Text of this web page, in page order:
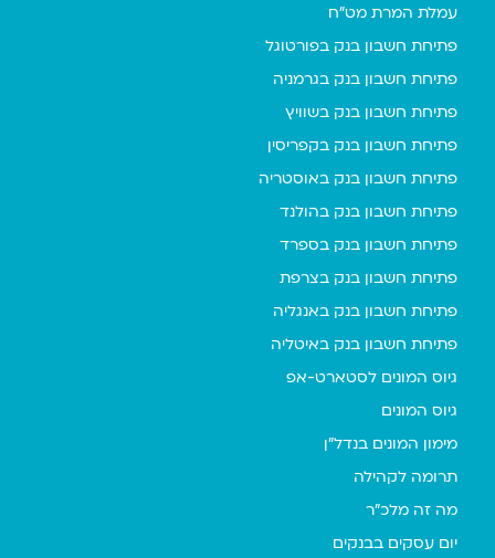
עמלת המרת מט"ח
פתיחת חשבון בנק בפורטוגל
פתיחת חשבון בנק בגרמניה
פתיחת חשבון בנק בשוויץ
פתיחת חשבון בנק בקפריסין
פתיחת חשבון בנק באוסטריה
פתיחת חשבון בנק בהולנד
פתיחת חשבון בנק בספרד
פתיחת חשבון בנק בצרפת
פתיחת חשבון בנק באנגליה
פתיחת חשבון בנק באיטליה
גיוס המונים לסטארט-אפ
גיוס המונים
מימון המונים בנדל"ן
תרומה לקהילה
מה זה מלכ"ר
יום עסקים בבנקים